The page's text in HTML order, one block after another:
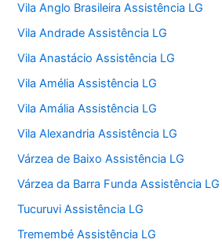
Vila Anglo Brasileira Assistência LG
Vila Andrade Assistência LG
Vila Anastácio Assistência LG
Vila Amélia Assistência LG
Vila Amália Assistência LG
Vila Alexandria Assistência LG
Várzea de Baixo Assistência LG
Várzea da Barra Funda Assistência LG
Tucuruvi Assistência LG
Tremembé Assistência LG